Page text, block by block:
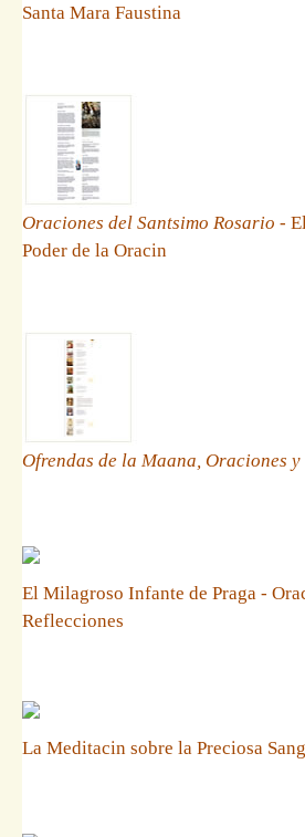
Santa Mara Faustina
Oraciones del Santsimo Rosario -
Poder de la Oracin
Ofrendas de la Maana, Oraciones
El Milagroso Infante de Praga -
Reflecciones
La Meditacin sobre la Preciosa